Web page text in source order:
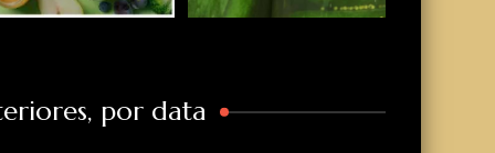
por data